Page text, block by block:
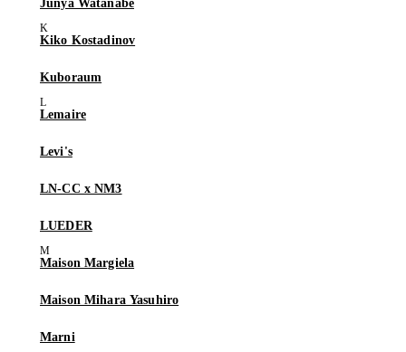
Junya Watanabe
Kiko Kostadinov
Kuboraum
Lemaire
Levi's
LN-CC x NM3
LUEDER
Maison Margiela
Maison Mihara Yasuhiro
Marni